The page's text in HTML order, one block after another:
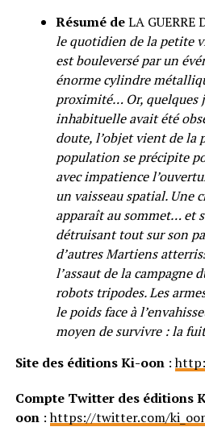
Résumé deLA GUERRE
le quotidien de la petite
est bouleversé par un
énorme cylindre
proximité… Or, quelques
inhabituelle avait été
doute, l’objet vient de la
population se précipite
avec impatience
un vaisseau spatial. Une
apparaît au sommet… et
détruisant tout sur son
d’autres Martiens
l’assaut de la campagne
robots tripodes. Les
le poids face à
moyen de survivre : la
Site des éditions Ki-oon:
Compte Twitter des éditions
oon:https://twitter.com/